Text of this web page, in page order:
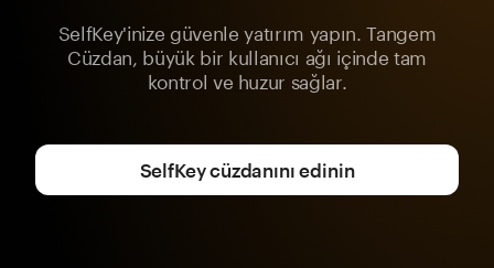
SelfKey'inize güvenle yatırım yapın. Tangem
Cüzdan, büyük bir kullanıcı ağı içinde tam
kontrol ve huzur sağlar.
SelfKey cüzdanını edinin